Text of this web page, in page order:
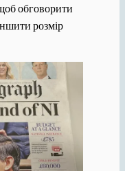
щоб обговорити
розмір